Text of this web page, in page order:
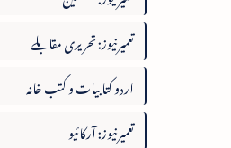
تعمیرنیوز: تحریری مقابلے
اردو کتابیات و کتب خانہ
تعمیرنیوز: آرکائیو